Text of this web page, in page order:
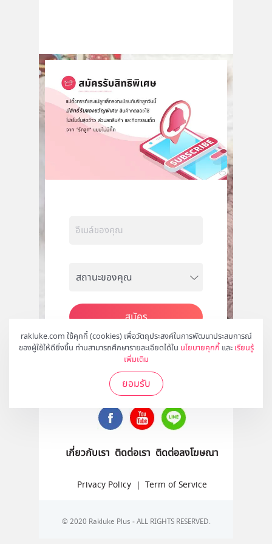
rakluke.com ใช้คุกกี้ (cookies) เพื่อวัตถุประสงค์ในการพัฒนาประสบการณ์
ของผู้ใช้ให้ดียิ่งขึ้น ท่านสามารถศึกษารายละเอียดได้ใน นโยบายคุกกี้ และ เรียนรู้
เพิ่มเติม
ยอมรับ
สมัคร
ติดตามเราได้ที่
เกี่ยวกับเรา ติดต่อเรา ติดต่อลงโฆษณา
Privacy Policy | Term of Service
© 2020 Rakluke Plus - ALL RIGHTS RESERVED.